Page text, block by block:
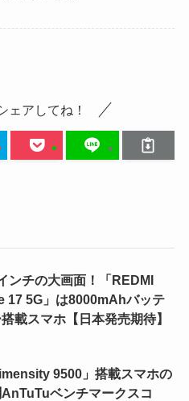
ェアしてね！
ンチの大画面！「REDMI
17 5G」は8000mAhバッテ
搭載スマホ【日本発売期待】
9500」搭載スマホの
ベンチマークスコ